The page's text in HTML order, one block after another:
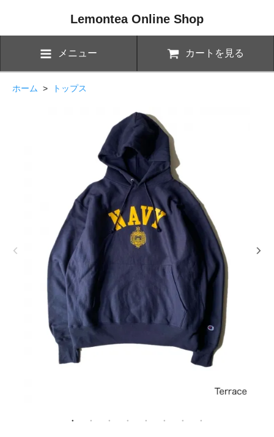
Lemontea Online Shop
メニュー カートを見る
ホーム > トップス